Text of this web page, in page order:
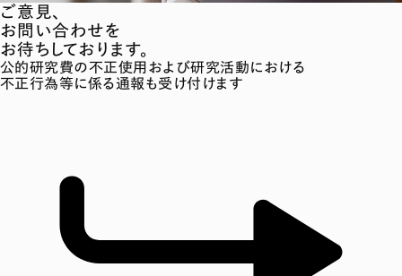
ご意見、
お問い合わせを
お待ちしております。
公的研究費の不正使用および研究活動における
不正行為等に係る通報も受け付けます